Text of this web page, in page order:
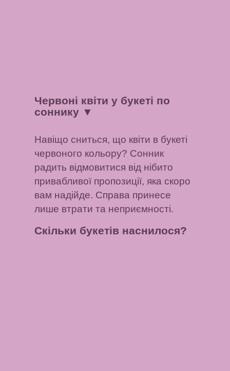
Червоні квіти у букеті по
соннику ▼
Навіщо сниться, що квіти в букеті
червоного кольору? Сонник
радить відмовитися від нібито
привабливої ​​пропозиції, яка скоро
вам надійде. Справа принесе
лише втрати та неприємності.
Скільки букетів наснилося?